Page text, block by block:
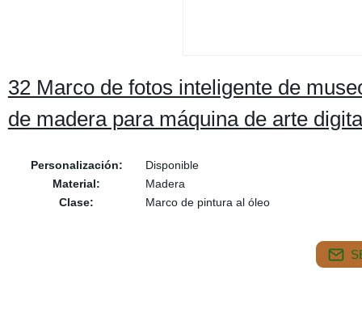
32 Marco de fotos inteligente de
de madera para máquina de arte
Personalización:
Disponible
Material:
Madera
Clase:
Marco de pintura al óleo